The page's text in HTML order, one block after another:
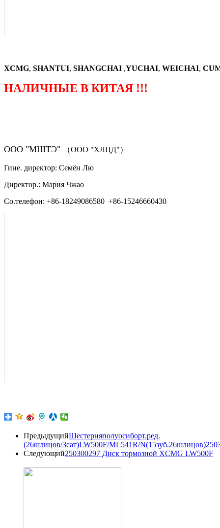
XCMG, SHANTUI, SHANGCHAI ,YUCHAI, WEICHAI,
НАЛИЧНЫЕ В КИТАЯ !!!
ООО "МШТЭ" （ООО "ХЛЦД"）
Гине. директор: Семён Лю
Директор.: Мария Чжао
Со.телефон: +86-18249086580 +86-15246660430
ПредыдущийШестерняполуосиборт.ред.
(26шлицов/3сат)LW500F/ML541R/
Следующий250300297 Диск тормозной XCMG LW500F